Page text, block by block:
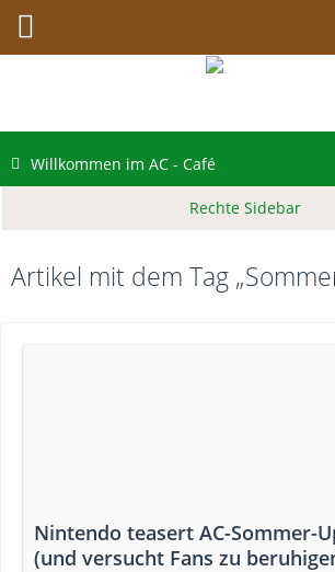
Willkommen im AC - Café
Artikel mit dem Tag
Nintendo teasert AC-Sommer-
(und versucht Fans zu